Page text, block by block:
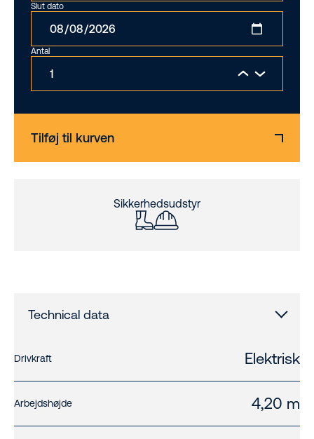
Slut dato
Antal
Tilføj til kurven
Sikkerhedsudstyr
Technical data
Drivkraft Elektrisk
Arbejdshøjde 4,20 m